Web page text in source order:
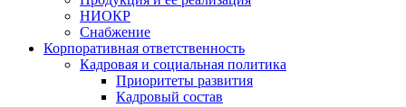
НИОКР
Снабжение
Корпоративная ответственность
Кадровая и социальная политика
Приоритеты развития
Кадровый состав